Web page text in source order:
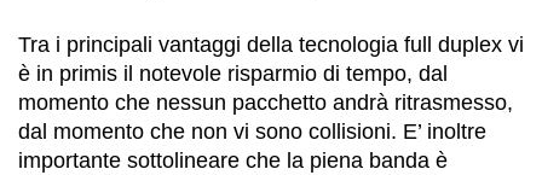
Tra i principali vantaggi della tecnologia full duplex vi
è in primis il notevole risparmio di tempo, dal
momento che nessun pacchetto andrà ritrasmesso,
dal momento che non vi sono collisioni. E’ inoltre
importante sottolineare che la piena banda è